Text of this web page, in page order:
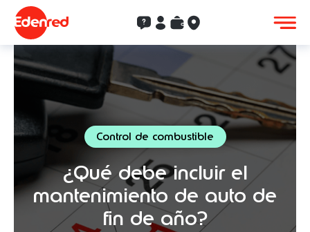
Contacto
Clientes
SaldoAceptación
Control de combustible
¿Qué debe incluir el
mantenimiento de auto de
fin de año?